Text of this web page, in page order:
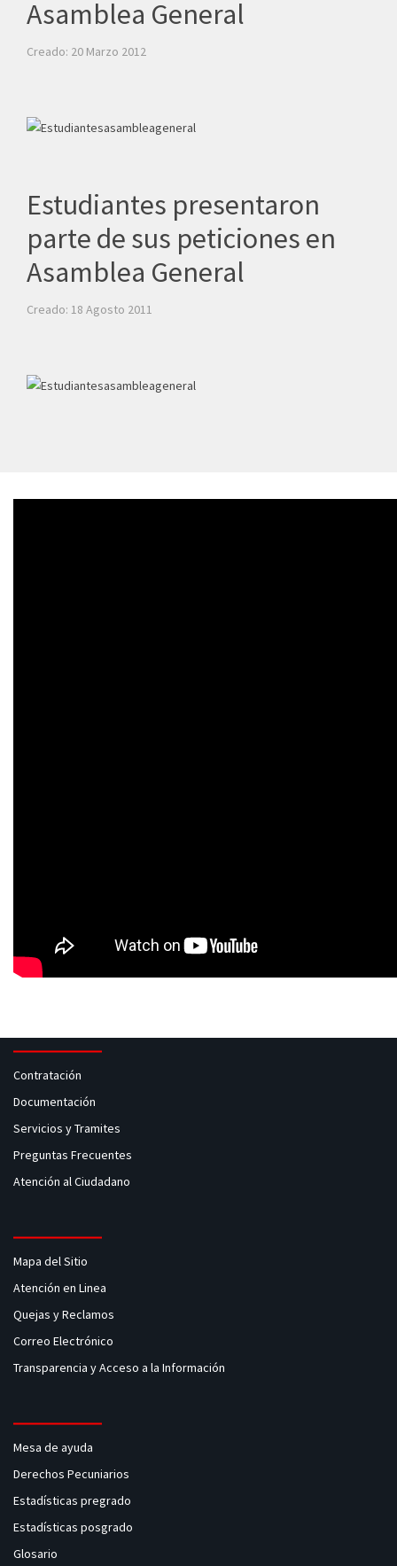
Asamblea General
Creado: 20 Marzo 2012
Estudiantes presentaron
parte de sus peticiones en
Asamblea General
Creado: 18 Agosto 2011
Contratación
Documentación
Servicios y Tramites
Preguntas Frecuentes
Atención al Ciudadano
Mapa del Sitio
Atención en Linea
Quejas y Reclamos
Correo Electrónico
Transparencia y Acceso a la Información
Mesa de ayuda
Derechos Pecuniarios
Estadísticas pregrado
Estadísticas posgrado
Glosario